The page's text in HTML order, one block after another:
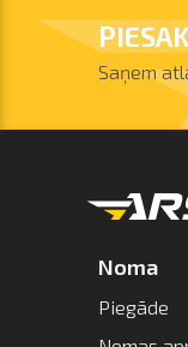
Saņem
Noma
Piegāde